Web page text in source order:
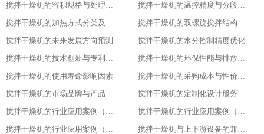
搅拌干燥机的容积规格与处理量匹配
搅拌干燥机的温控精度与分段控温技术
搅拌干燥机的加热方式分类及适用场景
搅拌干燥机的双螺旋搅拌结构设计原理
搅拌干燥机的未来发展方向预测​
搅拌干燥机的水分控制精度优化​
搅拌干燥机的技术创新与专利成果​
搅拌干燥机的环保性能与排放标准​
搅拌干燥机的使用寿命影响因素​
搅拌干燥机的采购成本与性价比评估​
搅拌干燥机的市场品牌与产品对比​
搅拌干燥机的定制化设计服务范围​
搅拌干燥机的行业应用案例（化工行业）​
搅拌干燥机的行业应用案例（食品行业）
搅拌干燥机的行业应用案例（塑料行业）​
搅拌干燥机与上下游设备的兼容适配​